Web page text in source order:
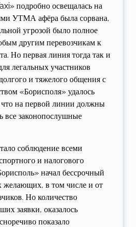
подробно освещалась на
УТМА афёра была сорвана,
угрозой было полное
другим перевозчикам к
Но первая линия тогда так и
легальных участников
и тяжелого общения с
«Борисполя» удалось
на первой линии должны
все законопослушные
соблюдение всеми
и налогового
начал бессрочный
желающих, в том числе и от
Но количество
заявки, оказалось
показало